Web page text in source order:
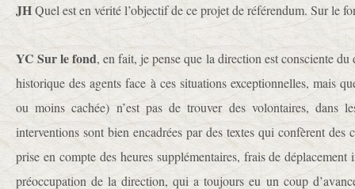
JHQuel est en vérité l’objectif de ce projet de référendum. Sur le
YC Sur le fond, en fait, je pense que la direction est consciente du
historique des agents face à ces situations exceptionnelles, mais
ou moins cachée) n’est pas de trouver des volontaires, dans
interventions sont bien encadrées par des textes qui confèrent des
prise en compte des heures supplémentaires, frais de
préoccupation de la direction, qui a toujours eu un coup